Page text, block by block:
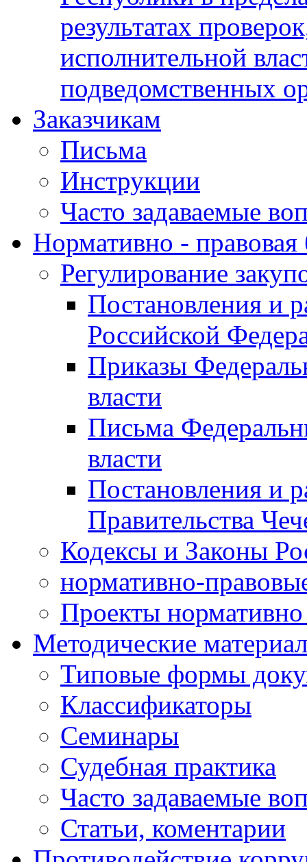
результатах
исполнительной
подведомственных
Заказчикам
Письма
Инструкции
Часто задаваемые
Нормативно - правовая
Регулирование
Постановления и
Российской
Приказы
власти
Письма
власти
Постановления и
Правительства
Кодексы и Законы
нормативно-
Проекты
Методические
Типовые формы
Классификаторы
Семинары
Судебная практика
Часто задаваемые
Статьи, коментарии